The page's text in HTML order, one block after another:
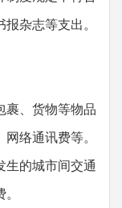
杂志等支出。
裹、货物等物品
络通讯费等。
生的城市间交通